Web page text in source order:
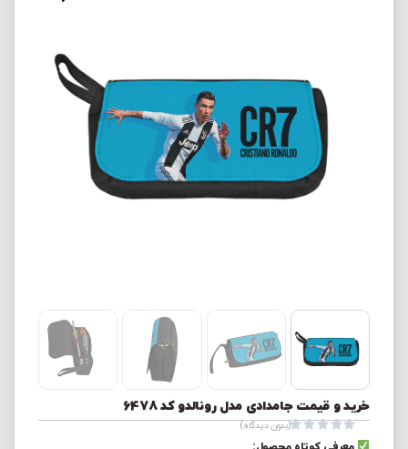
خرید و قیمت جامدادی مدل رونالدو کد 6478




(بدون دیدگاه)